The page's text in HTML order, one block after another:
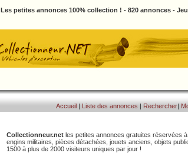
Les petites annonces 100% collection ! - 820 annonces -
Accueil | Liste des annonces | Rechercher|
Collectionneur.net les petites annonces gratuites réservées
engins militaires, pièces détachées, jouets anciens, objets
1500 à plus de 2000 visiteurs uniques par jour !